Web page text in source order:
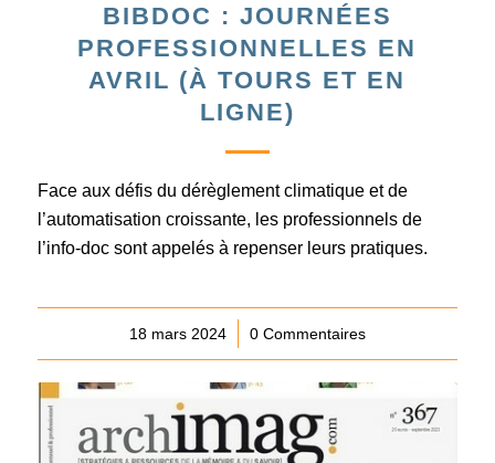
BIBDOC : JOURNÉES
PROFESSIONNELLES EN
AVRIL (À TOURS ET EN
LIGNE)
Face aux défis du dérèglement climatique et de
l’automatisation croissante, les professionnels de
l’info-doc sont appelés à repenser leurs pratiques.
18 mars 2024
/ 0 Commentaires